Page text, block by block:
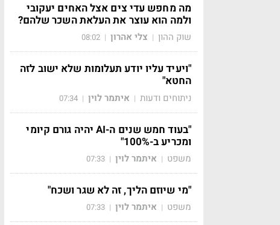
מה מחפש עדי צים אצל האחים יעקובי
ולמה הוא עוצר את העלאת השכר שלהם?
שוק ההון | צלי אהרון |
08:02
"ויעיד עליו יודע תעלומות שלא ישוב לזה
החטא"
ניתוחים ודעות | איתמר לוין |
07:34
"בעוד חמש שנים ה-AI יהיה גורם קיומי
ומכריע ב-100%"
משפט | איתמר לוין |
07:33
"מי שיוזם הליך, זה לא שגר ושכח"
משפט | איתמר לוין |
07:33